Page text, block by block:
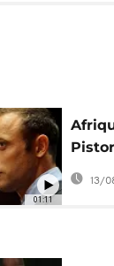
01:11
sur
13/